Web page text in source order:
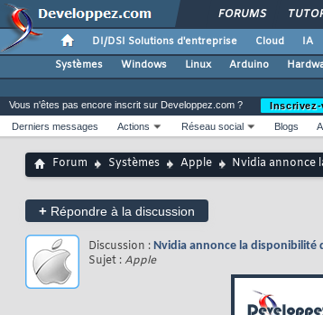
FORUMS
DI/DSI Solutions d'entreprise Cloud IA
Systèmes
Windows Linux Arduino
Vous n'êtes pas encore inscrit sur Developpez.com ?
Derniers messages
Actions Réseau social Blogs
Forum Systèmes Apple Nvidia annonce
+ Répondre à la discussion
Discussion : Nvidia annonce la disponibilité
Sujet :Apple